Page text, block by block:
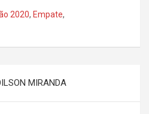
2020, Empate,
MIRANDA